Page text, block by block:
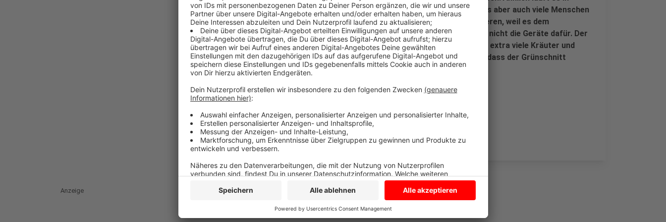
Nordkirchen. Hier sagt eine Sprecherin der Gemeinde, dass es aber auch viele Menschen
gebe, die sich schnell über nicht gemähte Banketten beschweren, weil es dem
Ordnungssinn widerspreche. Die Stadt Billerbeck hat einfach nicht die Geräte dafür. Der
Landesbetrieb Straßen sät auf seinen Feldern zum Ausgleich extra viele Kräuter und
Blumen. Vor 20 Jahren hatten Naturschützer noch kritisiert, dass der Grünschnitt
weggeräumt wird, weil darin Käfer und Insekten lebten.
Veröffentlicht:Donnerstag, 21.03.2019 06:33
Anzeige
Anzeige